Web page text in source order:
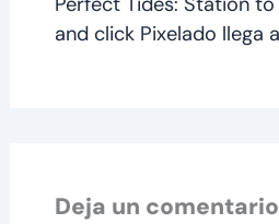
and click Pixelado llega
Deja un comentario